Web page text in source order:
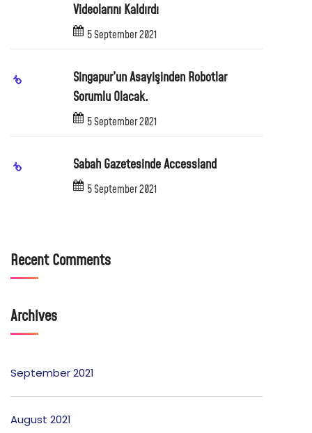
Videolarını Kaldırdı
5 September 2021
Singapur’un Asayişinden Robotlar
Sorumlu Olacak.
5 September 2021
Sabah Gazetesinde Accessland
5 September 2021
Recent Comments
Archives
September 2021
August 2021